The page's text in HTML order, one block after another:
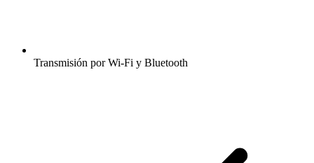
Transmisión por Wi-Fi y Bluetooth